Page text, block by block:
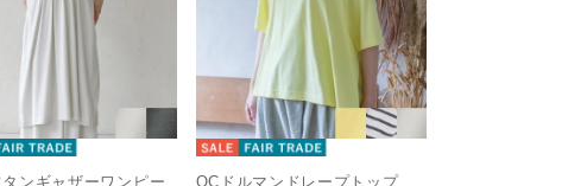
ンギャザーワンピー
OCドルマンドレープトップ